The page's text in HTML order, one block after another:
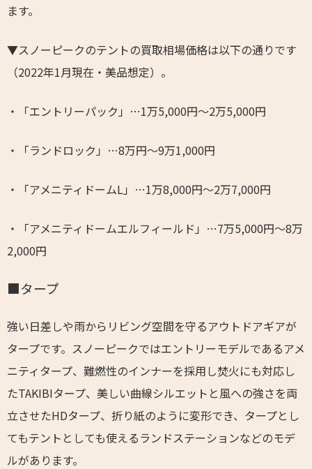
ます。
▼スノーピークのテントの買取相場価格は以下の通りです
（2022年1月現在・美品想定）。
・「エントリーパック」…1万5,000円～2万5,000円
・「ランドロック」…8万円～9万1,000円
・「アメニティドームL」…1万8,000円～2万7,000円
・「アメニティドームエルフィールド」…7万5,000円～8万
2,000円
■タープ
強い日差しや雨からリビング空間を守るアウトドアギアが
タープです。スノーピークではエントリーモデルであるアメ
ニティタープ、難燃性のインナーを採用し焚火にも対応し
たTAKIBIタープ、美しい曲線シルエットと風への強さを両
立させたHDタープ、折り紙のように変形でき、タープとし
てもテントとしても使えるランドステーションなどのモデ
ルがあります。